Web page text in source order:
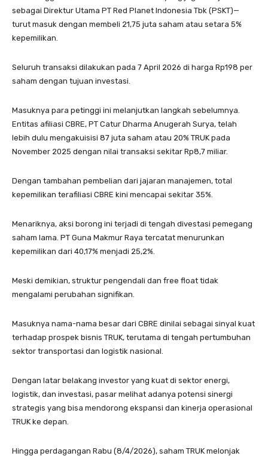
sebagai Direktur Utama PT Red Planet Indonesia Tbk (PSKT)—
turut masuk dengan membeli 21,75 juta saham atau setara 5%
kepemilikan.
Seluruh transaksi dilakukan pada 7 April 2026 di harga Rp198 per
saham dengan tujuan investasi.
Masuknya para petinggi ini melanjutkan langkah sebelumnya.
Entitas afiliasi CBRE, PT Catur Dharma Anugerah Surya, telah
lebih dulu mengakuisisi 87 juta saham atau 20% TRUK pada
November 2025 dengan nilai transaksi sekitar Rp8,7 miliar.
Dengan tambahan pembelian dari jajaran manajemen, total
kepemilikan terafiliasi CBRE kini mencapai sekitar 35%.
Menariknya, aksi borong ini terjadi di tengah divestasi pemegang
saham lama. PT Guna Makmur Raya tercatat menurunkan
kepemilikan dari 40,17% menjadi 25,2%.
Meski demikian, struktur pengendali dan free float tidak
mengalami perubahan signifikan.
Masuknya nama-nama besar dari CBRE dinilai sebagai sinyal kuat
terhadap prospek bisnis TRUK, terutama di tengah pertumbuhan
sektor transportasi dan logistik nasional.
Dengan latar belakang investor yang kuat di sektor energi,
logistik, dan investasi, pasar melihat adanya potensi sinergi
strategis yang bisa mendorong ekspansi dan kinerja operasional
TRUK ke depan.
Hingga perdagangan Rabu (8/4/2026), saham TRUK melonjak